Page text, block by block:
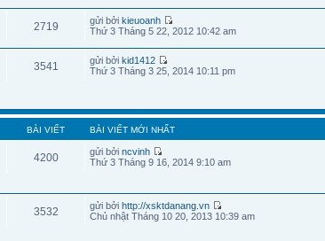
2719 gửi bởikieuoanh
Thứ 3 Tháng 5 22, 2012 10:42 am
3541 gửi bởikid1412
Thứ 3 Tháng 3 25, 2014 10:11 pm
BÀI VIẾT BÀI VIẾT MỚI NHẤT
4200 gửi bởincvinh
Thứ 3 Tháng 9 16, 2014 9:10 am
3532 gửi bởihttp://xsktdanang.vn
Chủ nhật Tháng 10 20, 2013 10:39 am